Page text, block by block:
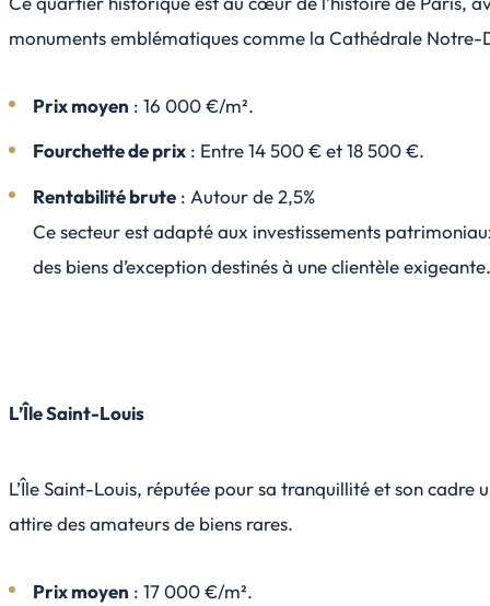
monuments emblématiques comme la Cathédrale Notre-
Prix moyen : 16 000 €/m².
Fourchette de prix : Entre 14 500 € et 18 500 €.
Rentabilité brute : Autour de 2,5%
Ce secteur est adapté aux investissements
des biens d’exception destinés à une clientèle
L’Île Saint-Louis
L’Île Saint-Louis, réputée pour sa tranquillité et son cadre
attire des amateurs de biens rares.
Prix moyen : 17 000 €/m².